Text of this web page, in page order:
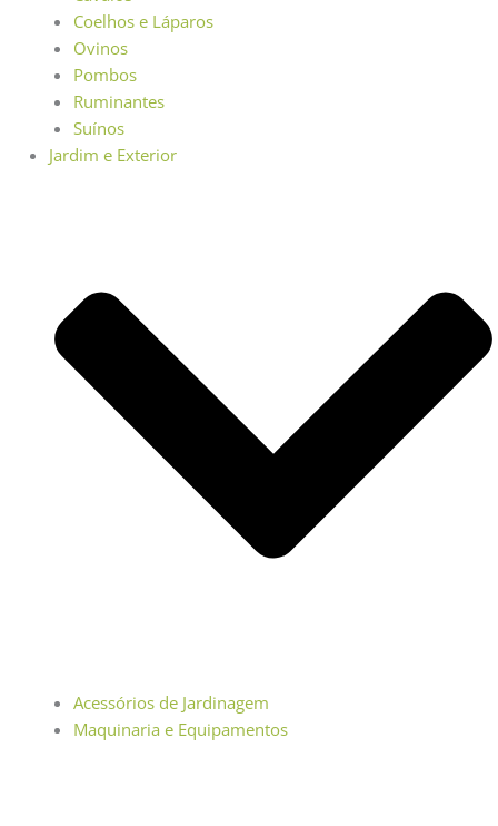
Coelhos e Láparos
Ovinos
Pombos
Ruminantes
Suínos
Jardim e Exterior
Acessórios de Jardinagem
Maquinaria e Equipamentos